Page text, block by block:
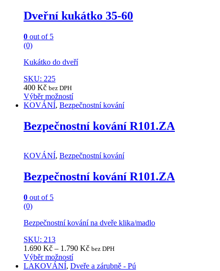
Dveřní kukátko 35-60
0 out of 5
(0)
Kukátko do dveří
SKU: 225
400 Kč bez DPH
Výběr možností
This
has
multiple
options
be
chosen
on
the
product
page
KOVÁNÍ, Bezpečnostní kování
Bezpečnostní kování R101.ZA
KOVÁNÍ, Bezpečnostní kování
Bezpečnostní kování R101.ZA
0 out of 5
(0)
Bezpečnostní kování na dveře klika/madlo
SKU: 213
1.690 Kč – 1.790 Kč bez DPH
Výběr možností
This
LAKOVÁNÍ, Dveře a zárubně - Pú